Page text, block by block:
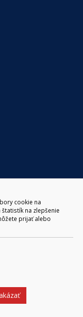
cookie na
na zlepšenie
prijať alebo
Štefánika 1, Brezno
302 Email:
prevádzkovateľ:
nad Hronom 965 01
osobných údajov